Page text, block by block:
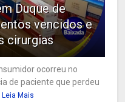
Duque de
vencidos e
cirurgias
ocorreu no
de paciente que perdeu
Leia Mais